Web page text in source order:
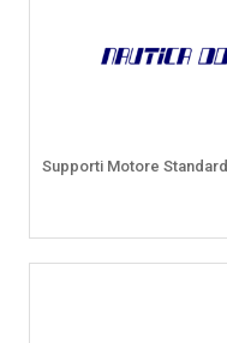
Supporti Motore Standard